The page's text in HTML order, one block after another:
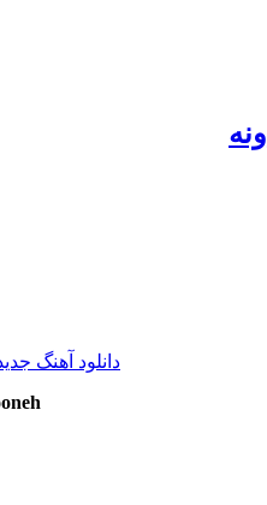
دانلود آهنگ